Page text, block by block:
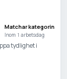
Matchar kategorin
Inom 1 arbetsdag
tydlighet i